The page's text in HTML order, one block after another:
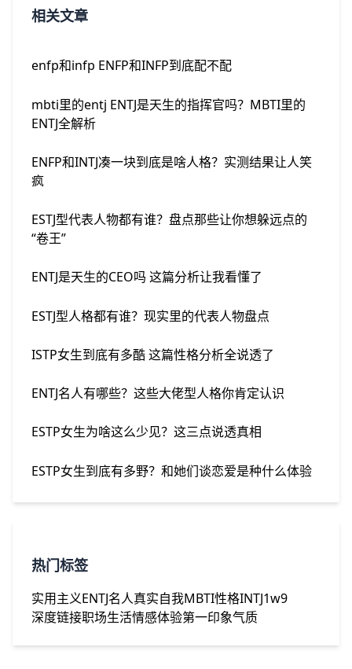
相关文章
enfp和infp ENFP和INFP到底配不配
mbti里的entj ENTJ是天生的指挥官吗？MBTI里的
ENTJ全解析
ENFP和INTJ凑一块到底是啥人格？实测结果让人笑
疯
ESTJ型代表人物都有谁？盘点那些让你想躲远点的
“卷王”
ENTJ是天生的CEO吗 这篇分析让我看懂了
ESTJ型人格都有谁？现实里的代表人物盘点
ISTP女生到底有多酷 这篇性格分析全说透了
ENTJ名人有哪些？这些大佬型人格你肯定认识
ESTP女生为啥这么少见？这三点说透真相
ESTP女生到底有多野？和她们谈恋爱是种什么体验
热门标签
实用主义ENTJ名人真实自我MBTI性格INTJ1w9
深度链接职场生活情感体验第一印象气质